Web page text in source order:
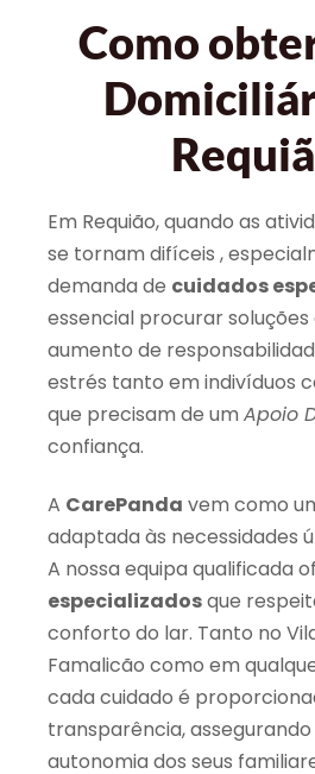
Como
Em Requião, quando as
se tornam difíceis ,
demanda de cuidados
essencial procurar soluções
aumento de
estrés tanto em indivíduos
que precisam de um Apoio
confiança.
A CarePanda vem como
adaptada às necessidades
A nossa equipa qualificada
especializadosque
conforto do lar. Tanto no
Famalicão como em
cada cuidado é
transparência, assegurando
autonomia dos seus